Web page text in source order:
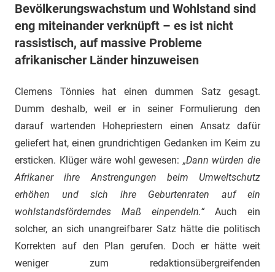
Bevölkerungswachstum und Wohlstand sind
eng miteinander verknüpft – es ist nicht
rassistisch, auf massive Probleme
afrikanischer Länder hinzuweisen
Clemens Tönnies hat einen dummen Satz gesagt.
Dumm deshalb, weil er in seiner Formulierung den
darauf wartenden Hohepriestern einen Ansatz dafür
geliefert hat, einen grundrichtigen Gedanken im Keim zu
ersticken. Klüger wäre wohl gewesen: „Dann würden die
Afrikaner ihre Anstrengungen beim Umweltschutz
erhöhen und sich ihre Geburtenraten auf ein
wohlstandsförderndes Maß einpendeln.“Auch ein
solcher, an sich unangreifbarer Satz hätte die politisch
Korrekten auf den Plan gerufen. Doch er hätte weit
weniger zum redaktionsübergreifenden